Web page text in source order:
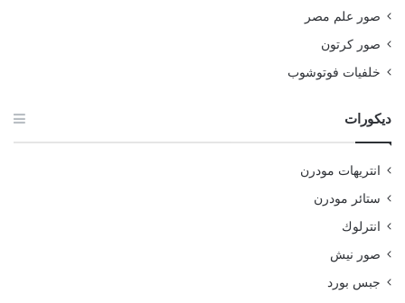
صور علم مصر
صور كرتون
خلفيات فوتوشوب
ديكورات
انتريهات مودرن
ستائر مودرن
انترلوك
صور نيش
جبس بورد